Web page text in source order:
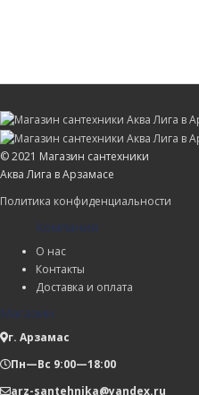
© 2021 Магазин сантехники
Аква Лига в Арзамасе
Политика конфиденциальности
Компания
О нас
Контакты
Доставка и оплата
Магазин
г. Арзамас
Пн—Вс 9:00—18:00
arz-santehnika@yandex.ru